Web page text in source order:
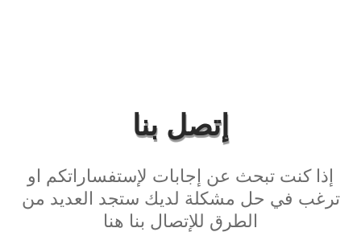
إتصل بنا
إذا كنت تبحث عن إجابات لإستفساراتكم او
ترغب في حل مشكلة لديك ستجد العديد من
الطرق للإتصال بنا هنا